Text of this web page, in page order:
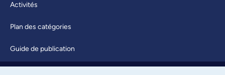
Activités
Plan des catégories
Guide de publication